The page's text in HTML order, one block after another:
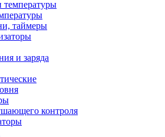
температуры
таймеры
и заряда
контроля